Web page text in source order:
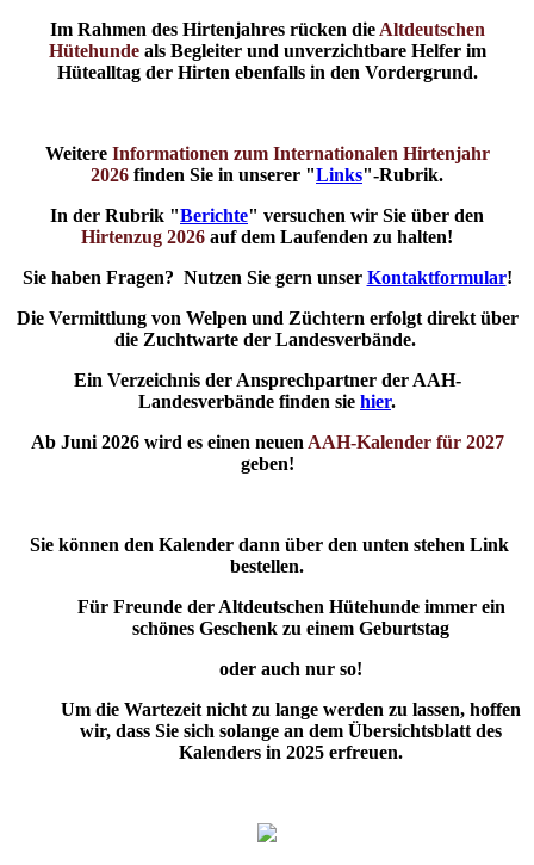
Im Rahmen des Hirtenjahres rücken die Altdeutschen
Hütehundeals Begleiter und unverzichtbare Helfer im
Hütealltag der Hirten ebenfalls in den Vordergrund.
Weitere Informationen zum Internationalen Hirtenjahr
2026 finden Sie in unserer "Links"-Rubrik.
In der Rubrik "Berichte" versuchen wir Sie über den
Hirtenzug 2026 auf dem Laufenden zu halten!
Sie haben Fragen? Nutzen Sie gern unser Kontaktformular!
Die Vermittlung von Welpen und Züchtern erfolgt direkt über
die Zuchtwarte der Landesverbände.
Ein Verzeichnis der Ansprechpartner der AAH-
Landesverbände finden sie hier.
Ab Juni 2026 wird es einen neuen AAH-Kalender für 2027
geben!
Sie können den Kalender dann über den unten stehen Link
bestellen.
Für Freunde der Altdeutschen Hütehunde immer ein
schönes Geschenk zu einem Geburtstag
oder auch nur so!
Um die Wartezeit nicht zu lange werden zu lassen, hoffen
wir, dass Sie sich solange an dem Übersichtsblatt des
Kalenders in 2025 erfreuen.